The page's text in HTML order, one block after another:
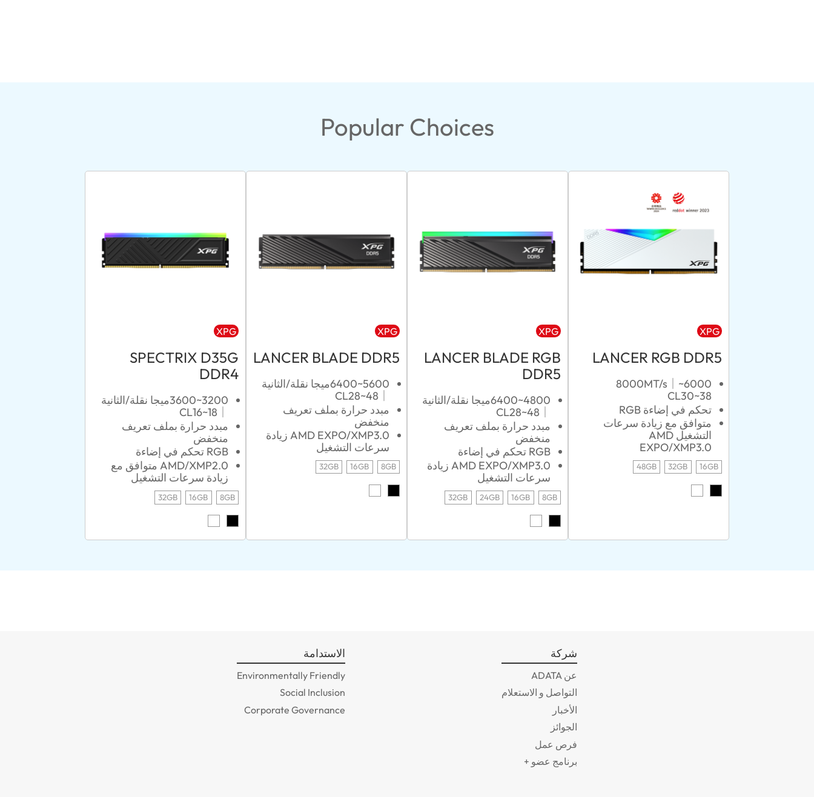
Popular Choices
XPG
LANCER RGB DDR5
6000~8000MT/s｜
CL30~38
تحكم في إضاءة RGB
متوافق مع زيادة سرعات
التشغيل AMD
EXPO/XMP3.0
16GB
32GB
48GB
XPG
LANCER BLADE RGB
DDR5
4800~6400ميجا نقلة/الثانية
مبدد حرارة بملف تعريف
منخفض
RGB تحكم في إضاءة
AMD EXPO/XMP3.0 زيادة
سرعات التشغيل
8GB
16GB
24GB
32GB
XPG
LANCER BLADE DDR5
5600~6400ميجا نقلة/الثانية
مبدد حرارة بملف تعريف
منخفض
AMD EXPO/XMP3.0 زيادة
سرعات التشغيل
8GB
16GB
32GB
XPG
SPECTRIX D35G
DDR4
3200~3600ميجا نقلة/الثانية
مبدد حرارة بملف تعريف
منخفض
RGB تحكم في إضاءة
AMD/XMP2.0 متوافق مع
زيادة سرعات التشغيل
8GB
16GB
32GB
شركة
عن ADATA
التواصل و الاستعلام
الأخبار
الجوائز
فرص عمل
برنامج عضو +
الاستدامة
Environmentally Friendly
Social Inclusion
Corporate Governance